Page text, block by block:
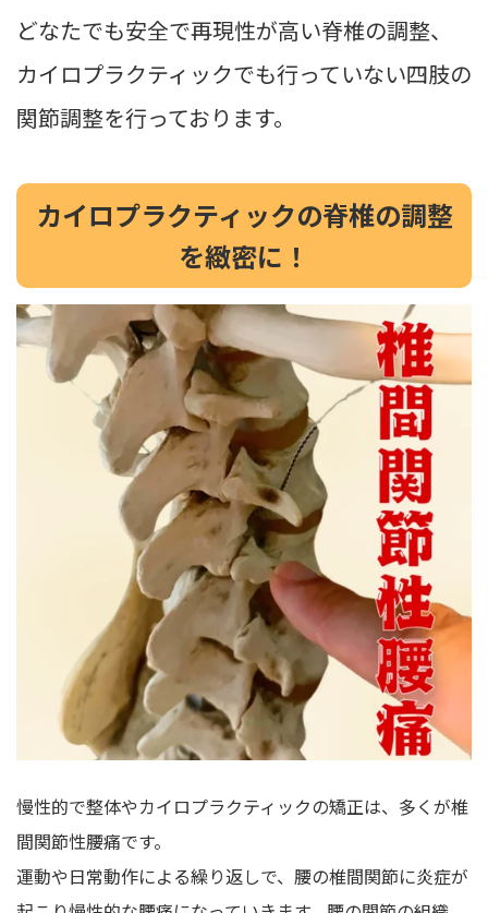
どなたでも安全で再現性が高い脊椎の調整、
カイロプラクティックでも行っていない四肢の
関節調整を行っております。
カイロプラクティックの脊椎の調整
を緻密に！
慢性的で整体やカイロプラクティックの矯正は、多くが椎
間関節性腰痛です。
運動や日常動作による繰り返しで、腰の椎間関節に炎症が